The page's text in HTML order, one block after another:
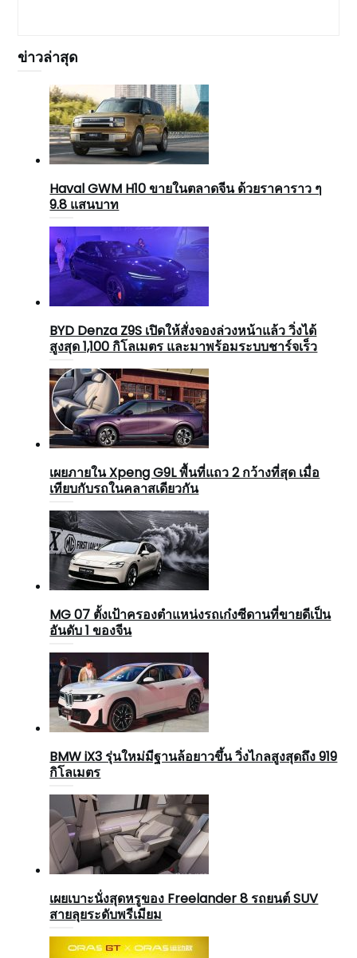
ข่าวล่าสุด
Haval GWM H10 ขายในตลาดจีน ด้วยราคาราว ๆ
9.8 แสนบาท
BYD Denza Z9S เปิดให้สั่งจองล่วงหน้าแล้ว วิ่งได้
สูงสุด 1,100 กิโลเมตร และมาพร้อมระบบชาร์จเร็ว
เผยภายใน Xpeng G9L พื้นที่แถว 2 กว้างที่สุด เมื่อ
เทียบกับรถในคลาสเดียวกัน
MG 07 ตั้งเป้าครองตำแหน่งรถเก๋งซีดานที่ขายดีเป็น
อันดับ 1 ของจีน
BMW iX3 รุ่นใหม่มีฐานล้อยาวขึ้น วิ่งไกลสูงสุดถึง 919
กิโลเมตร
เผยเบาะนั่งสุดหรูของ Freelander 8 รถยนต์ SUV
สายลุยระดับพรีเมียม